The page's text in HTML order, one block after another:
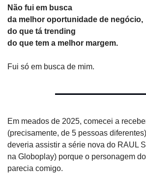
Não fui em busca
da melhor oportunidade de negócio,
do que tá trending
do que tem a melhor margem.
Fui só em busca de mim.
Em meados de 2025, comecei a
(precisamente, de 5 pessoas
deveria assistir a série nova do RAUL
na Globoplay) porque o personagem
parecia comigo.